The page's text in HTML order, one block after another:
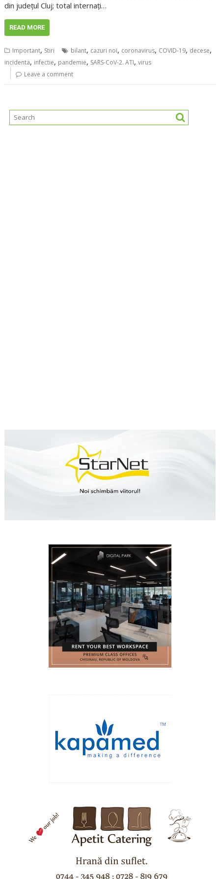
din județul Cluj; total internați…
READ MORE
Important, Stiri bilant, cazuri noi, coronavirus, COVID-19, decese,
incidenta, infectie, pandemie, SARS-CoV-2. ATI,virus
Leave a comment